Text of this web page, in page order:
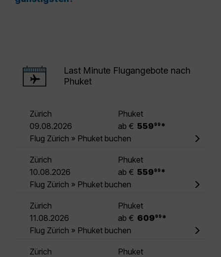
Last Minute Flugangebote nach
Phuket
Zürich
Phuket
09.08.2026
ab € 559 99 *
Flug Zürich » Phuket buchen
Zürich
Phuket
10.08.2026
ab € 559 99 *
Flug Zürich » Phuket buchen
Zürich
Phuket
11.08.2026
ab € 609 99 *
Flug Zürich » Phuket buchen
Zürich Phuket